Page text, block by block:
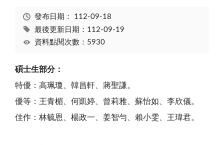
發布日期： 112-09-18
最後更新日期：112-09-19
資料點閱次數：5930
碩士生部分：
特優：高珮瓊、韓昌軒、蔣聖謙。
優等：王青楣、何凱婷、曾莉雅、蘇怡如、李欣儀。
佳作：林毓恩、楊政一、姜智勻、賴小雯、王瑋君。